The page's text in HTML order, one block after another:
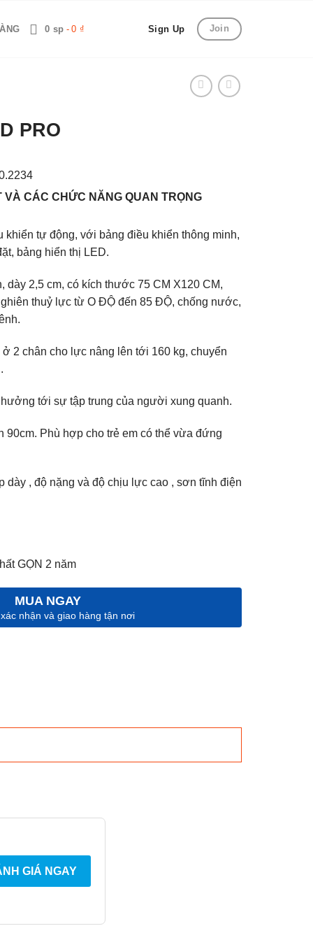
0 sp 0 ₫ Sign Up Join
PRO
VÀ CÁC CHỨC NĂNG QUAN TRỌNG
tự động, với bảng điều khiển thông minh,
bảng hiển thị LED.
dày 2,5 cm, có kích thước 75 CM X120 CM,
thuỷ lực từ O ĐỘ đến 85 ĐỘ, chống nước,
2 chân cho lực nâng lên tới 160 kg, chuyển
tới sự tập trung của người xung quanh.
Phù hợp cho trẻ em có thể vừa đứng
, độ nặng và độ chịu lực cao , sơn tĩnh điện
GỌN 2 năm
MUA NGAY
nhận và giao hàng tận nơi
GIÁ NGAY